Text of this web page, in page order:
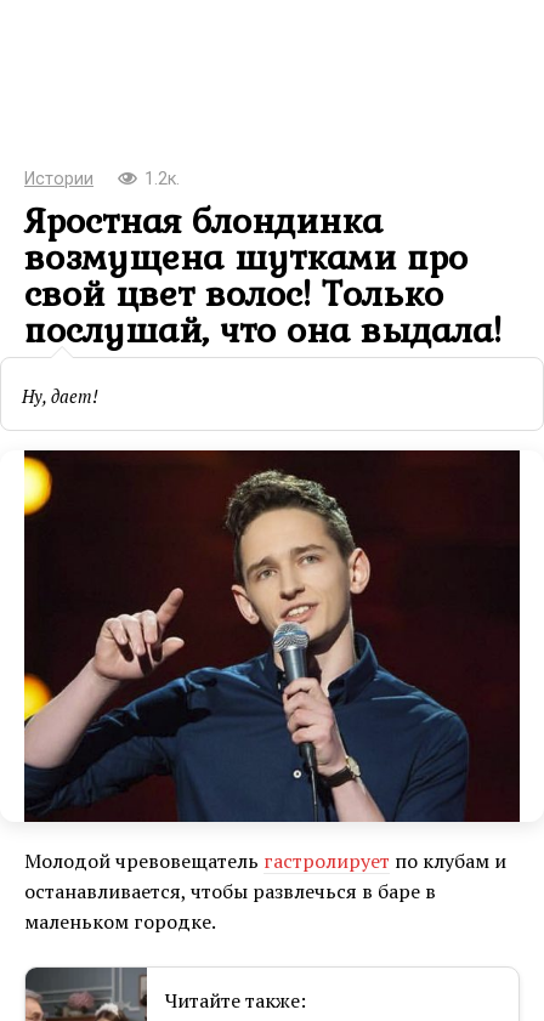
Истории 1.2к.
Яростная блондинка
возмущена шутками про
свой цвет волос! Только
послушай, что она выдала!
Ну, дает!
Молодой чревовещатель гастролирует по клубам и
останавливается, чтобы развлечься в баре в
маленьком городке.
Читайте также: